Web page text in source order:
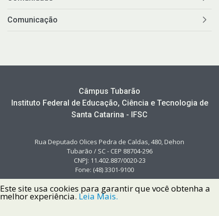
Comunicação
Câmpus Tubarão
Instituto Federal de Educação, Ciência e Tecnologia de
Santa Catarina - IFSC
Rua Deputado Olices Pedra de Caldas, 480, Dehon
Tubarão / SC - CEP 88704-296
CNPJ: 11.402.887/0020-23
Fone: (48) 3301-9100
Este site usa cookies para garantir que você obtenha a
melhor experiência. Leia Mais.